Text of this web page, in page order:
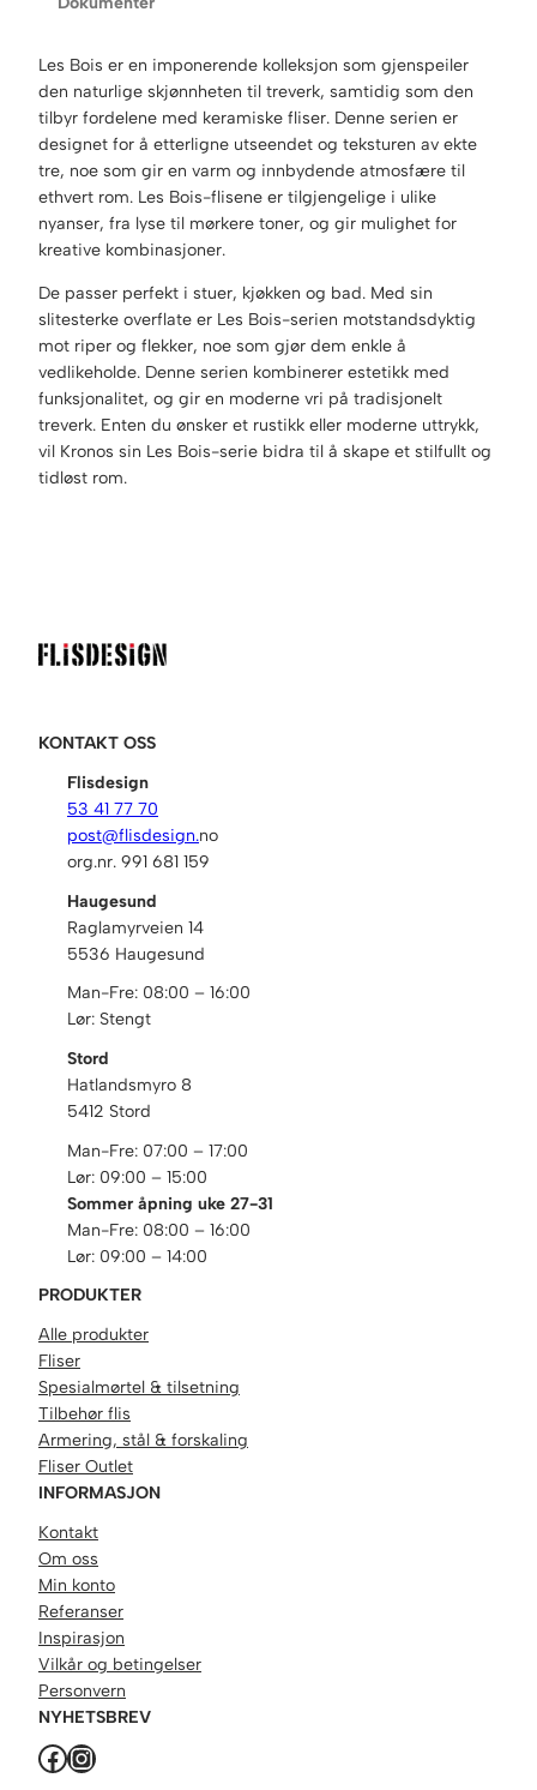
Les Bois er en imponerende kolleksjon som gjenspeiler
den naturlige skjønnheten til treverk, samtidig som den
tilbyr fordelene med keramiske fliser. Denne serien er
designet for å etterligne utseendet og teksturen av ekte
tre, noe som gir en varm og innbydende atmosfære til
ethvert rom. Les Bois-flisene er tilgjengelige i ulike
nyanser, fra lyse til mørkere toner, og gir mulighet for
kreative kombinasjoner.
De passer perfekt i stuer, kjøkken og bad. Med sin
slitesterke overflate er Les Bois-serien motstandsdyktig
mot riper og flekker, noe som gjør dem enkle å
vedlikeholde. Denne serien kombinerer estetikk med
funksjonalitet, og gir en moderne vri på tradisjonelt
treverk. Enten du ønsker et rustikk eller moderne uttrykk,
vil Kronos sin Les Bois-serie bidra til å skape et stilfullt og
tidløst rom.
KONTAKT OSS
Flisdesign
53 41 77 70
post@flisdesign.no
org.nr. 991 681 159
Haugesund
Raglamyrveien 14
5536 Haugesund
Man-Fre: 08:00 – 16:00
Lør: Stengt
Stord
Hatlandsmyro 8
5412 Stord
Man-Fre: 07:00 – 17:00
Lør: 09:00 – 15:00
Sommer åpning uke 27-31
Man-Fre: 08:00 – 16:00
Lør: 09:00 – 14:00
PRODUKTER
Alle produkter
Fliser
Spesialmørtel & tilsetning
Tilbehør flis
Armering, stål & forskaling
Fliser Outlet
INFORMASJON
Kontakt
Om oss
Min konto
Referanser
Inspirasjon
Vilkår og betingelser
Personvern
NYHETSBREV
Facebook Instagram